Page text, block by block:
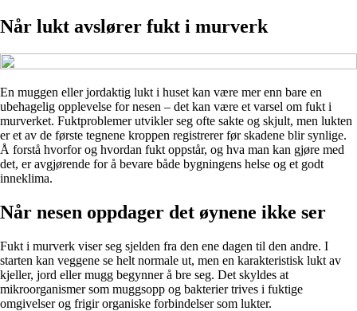
Når lukt avslører fukt i murverk
En muggen eller jordaktig lukt i huset kan være mer enn bare en
ubehagelig opplevelse for nesen – det kan være et varsel om fukt i
murverket. Fuktproblemer utvikler seg ofte sakte og skjult, men lukten
er et av de første tegnene kroppen registrerer før skadene blir synlige.
Å forstå hvorfor og hvordan fukt oppstår, og hva man kan gjøre med
det, er avgjørende for å bevare både bygningens helse og et godt
inneklima.
Når nesen oppdager det øynene ikke ser
Fukt i murverk viser seg sjelden fra den ene dagen til den andre. I
starten kan veggene se helt normale ut, men en karakteristisk lukt av
kjeller, jord eller mugg begynner å bre seg. Det skyldes at
mikroorganismer som muggsopp og bakterier trives i fuktige
omgivelser og frigir organiske forbindelser som lukter.